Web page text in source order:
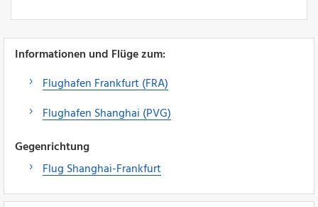
Informationen und Flüge zum:
Flughafen Frankfurt (FRA)
Flughafen Shanghai (PVG)
Gegenrichtung
Flug Shanghai-Frankfurt